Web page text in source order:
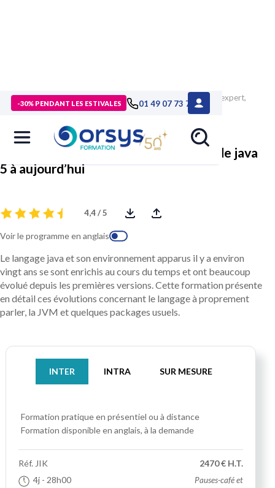
-30% PENDANT LES ESTIVALES 01 49 07 73 73
> Formations>Technologies numériques
Formation Java expert,
les avancées du langage de java 5 à aujourd’hui
Java expert, les avancées du langage de java
5 à aujourd’hui
4,4 / 5
Voir le programme en anglais
Le langage java et son environnement apparus il y a environ
vingt ans se sont enrichis au cours du temps et ont beaucoup
évolué depuis les premières versions. Cette formation présente
en détail ces évolutions concernant le langage à proprement
parler, la JVM et quelques packages usuels.
INTER INTRA SUR MESURE
Formation pratique en présentiel ou à distance
Formation disponible en anglais, à la demande
Réf.JIK
4j - 28h00
2470 € H.T.
Pauses-café et